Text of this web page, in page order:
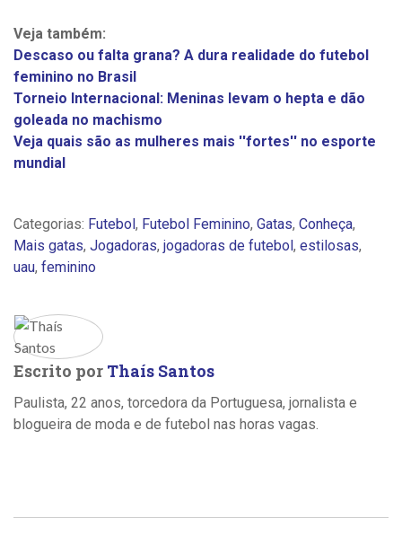
Veja também:
Descaso ou falta grana? A dura realidade do futebol
feminino no Brasil
Torneio Internacional: Meninas levam o hepta e dão
goleada no machismo
Veja quais são as mulheres mais ''fortes'' no esporte
mundial
Categorias: Futebol, Futebol Feminino, Gatas, Conheça,
Mais gatas, Jogadoras, jogadoras de futebol, estilosas,
uau, feminino
Escrito por Thaís Santos
Paulista, 22 anos, torcedora da Portuguesa, jornalista e
blogueira de moda e de futebol nas horas vagas.